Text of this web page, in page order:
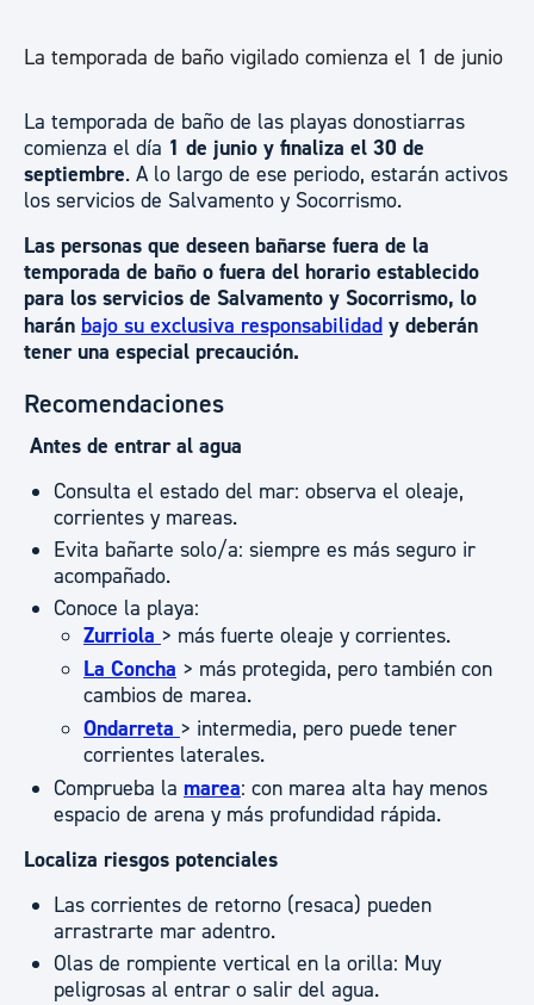
La temporada de baño vigilado comienza el 1 de junio
La temporada de baño de las playas donostiarras
comienza el día 1 de junio y finaliza el 30 de
septiembre. A lo largo de ese periodo, estarán activos
los servicios de Salvamento y Socorrismo.
Las personas que deseen bañarse fuera de la
temporada de baño o fuera del horario establecido
para los servicios de Salvamento y Socorrismo, lo
harán bajo su exclusiva responsabilidad y deberán
tener una especial precaución.
Recomendaciones
Antes de entrar al agua
Consulta el estado del mar: observa el oleaje,
corrientes y mareas.
Evita bañarte solo/a: siempre es más seguro ir
acompañado.
Conoce la playa:
Zurriola > más fuerte oleaje y corrientes.
La Concha > más protegida, pero también con
cambios de marea.
Ondarreta > intermedia, pero puede tener
corrientes laterales.
Comprueba la marea: con marea alta hay menos
espacio de arena y más profundidad rápida.
Localiza riesgos potenciales
Las corrientes de retorno (resaca) pueden
arrastrarte mar adentro.
Olas de rompiente vertical en la orilla: Muy
peligrosas al entrar o salir del agua.